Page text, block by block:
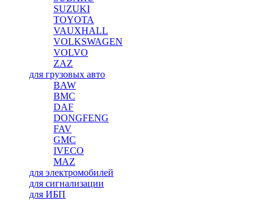
SUZUKI
TOYOTA
VAUXHALL
VOLKSWAGEN
VOLVO
ZAZ
для грузовых авто
BAW
BMC
DAF
DONGFENG
FAV
GMC
IVECO
MAZ
для электромобилей
для сигнализации
для ИБП